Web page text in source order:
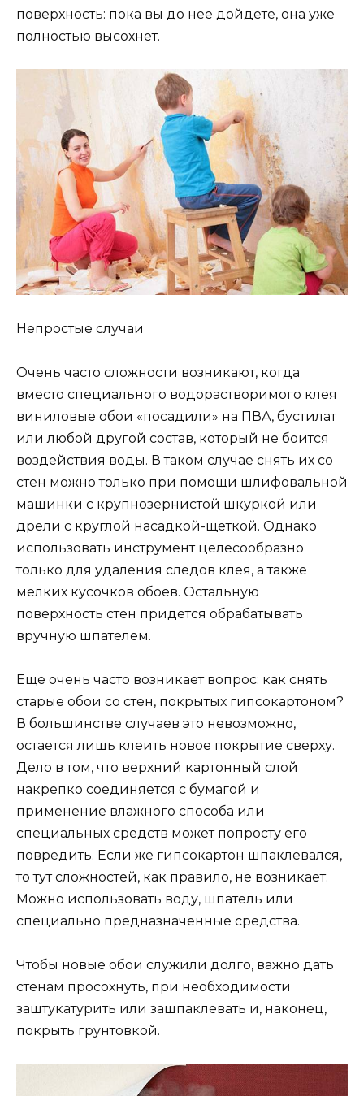
поверхность: пока вы до нее дойдете, она уже
полностью высохнет.
Непростые случаи
Очень часто сложности возникают, когда
вместо специального водорастворимого клея
виниловые обои «посадили» на ПВА, бустилат
или любой другой состав, который не боится
воздействия воды. В таком случае снять их со
стен можно только при помощи шлифовальной
машинки с крупнозернистой шкуркой или
дрели с круглой насадкой-щеткой. Однако
использовать инструмент целесообразно
только для удаления следов клея, а также
мелких кусочков обоев. Остальную
поверхность стен придется обрабатывать
вручную шпателем.
Еще очень часто возникает вопрос: как снять
старые обои со стен, покрытых гипсокартоном?
В большинстве случаев это невозможно,
остается лишь клеить новое покрытие сверху.
Дело в том, что верхний картонный слой
накрепко соединяется с бумагой и
применение влажного способа или
специальных средств может попросту его
повредить. Если же гипсокартон шпаклевался,
то тут сложностей, как правило, не возникает.
Можно использовать воду, шпатель или
специально предназначенные средства.
Чтобы новые обои служили долго, важно дать
стенам просохнуть, при необходимости
заштукатурить или зашпаклевать и, наконец,
покрыть грунтовкой.